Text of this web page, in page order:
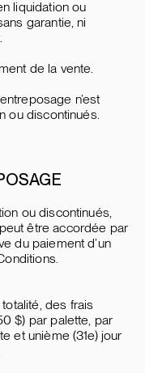
liquidation ou
garantie, ni
de la vente.
n’est
ou discontinués.
ou discontinués,
être accordée par
du paiement d’un
des frais
$) par palette, par
et unième (31e) jour